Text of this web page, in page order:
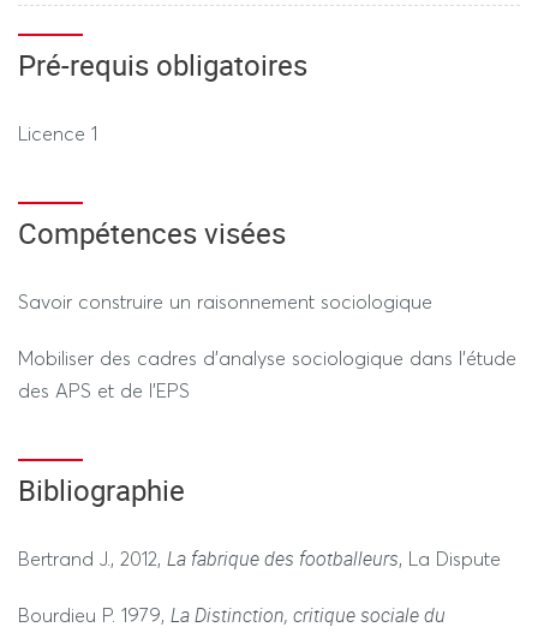
- Contrôle Terminal(semaine d’examens)
REGIME STANDARD / DEROGATOIRE
Pré-requis obligatoires
Licence 1
Compétences visées
Savoir construire un raisonnement sociologique
Mobiliser des cadres d’analyse sociologique dans l’étude
des APS et de l’EPS
Bibliographie
Bertrand J., 2012, La fabrique des footballeurs, La Dispute
Bourdieu P. 1979, La Distinction, critique sociale du